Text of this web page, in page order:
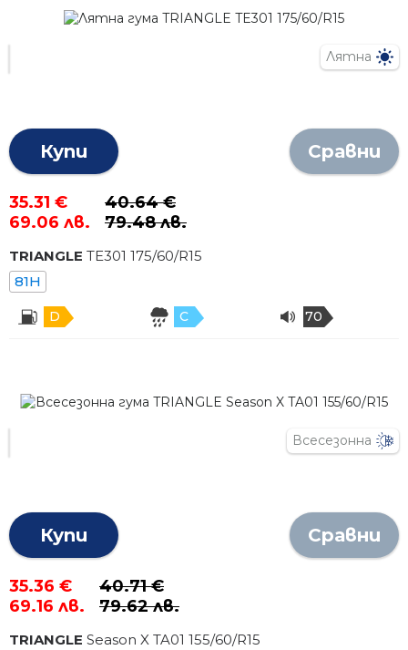
Лятна
Купи Сравни
35.31 €
69.06 лв.
40.64 €
79.48 лв.
TRIANGLE TE301 175/60/R15
81H
D C 70
Всесезонна
Купи Сравни
35.36 €
69.16 лв.
40.71 €
79.62 лв.
TRIANGLE Season X TA01 155/60/R15